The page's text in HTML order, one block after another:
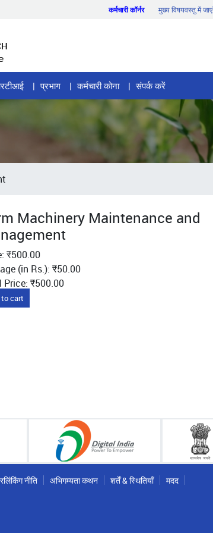
कर्मचारी कॉर्नर मुख्य विषयवस्तु में जाएं
प्रभाग कर्मचारी कोना संपर्क करें
Machinery Maintenance and
₹500.00
(in Rs.): ₹50.00
Price: ₹500.00
to cart
नीति अभिगम्यता कथन शर्तें & स्थितियाँ
मदद